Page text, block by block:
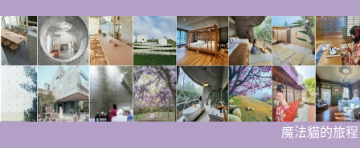
至
主
要
內
容
魔法貓的旅程